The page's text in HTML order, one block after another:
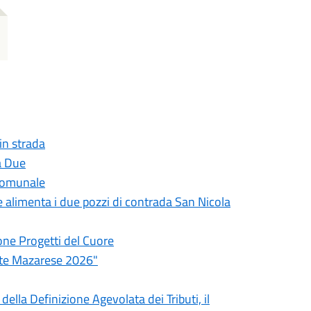
strada
Due
i due pozzi di contrada San Nicola
Progetti del Cuore
Mazarese 2026"
Definizione Agevolata dei Tributi, il